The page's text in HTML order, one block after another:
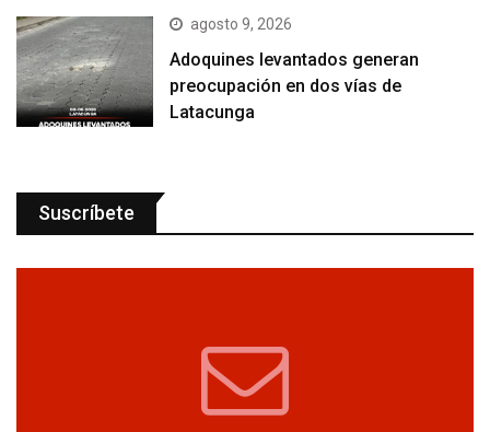
agosto 9, 2026
Adoquines levantados generan
preocupación en dos vías de
Latacunga
Suscríbete